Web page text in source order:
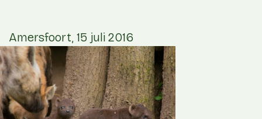
Amersfoort, 15 juli 2016